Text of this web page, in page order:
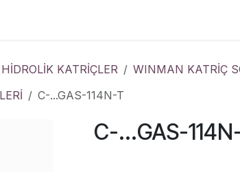
KATRİÇLER
WINMAN KATRİÇ
C-...GAS-114N-T
C-...GAS-